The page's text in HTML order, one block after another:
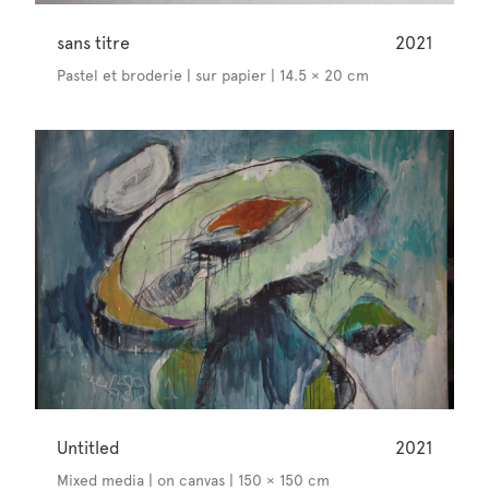
sans titre 2021
Pastel et broderie | sur papier | 14.5 × 20 cm
Untitled 2021
Mixed media | on canvas | 150 × 150 cm